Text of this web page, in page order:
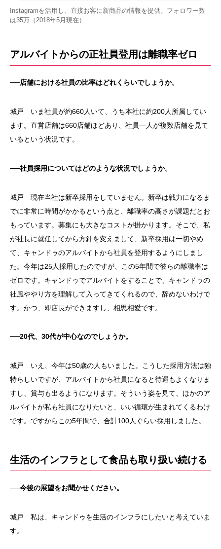
Instagramを活用し、直接お客に新商品の情報を提供。フォロワー数
は35万（2018年5月現在）
アルバイトからの正社員登用は離職率ゼロ
──店舗における社員の比率はどれくらいでしょうか。
城戸 いま社員が約660人いて、うち本社に約200人所属してい
ます。直営店舗は660店舗ほどあり、社員一人が複数店舗を見て
いるという状況です。
──社員採用についてはどのような状況でしょうか。
城戸 現在当社は新卒採用をしていません。新卒は戦力になるま
でに非常に時間がかかるという点と、離職率の高さが課題だとお
もっています。募集にも大きなコストが掛かります。そこで、私
が社長に就任してから方針を変えまして、新卒採用は一切やめ
て、キャンドゥのアルバイトから社員を登用するようにしまし
た。今年は25人採用したのですが、この5年間で彼らの離職率は
ゼロです。キャンドゥでアルバイトをすることで、キャンドゥの
社風ややり方を理解して入ってきてくれるので、辞めないわけで
す。かつ、即店長ができますし、相思相愛です。
──20代、30代が中心なのでしょうか。
城戸 いえ、今年は50歳の人もいました。こうした採用方法は独
特らしいですが、アルバイトから社員になると待遇もよくなりま
すし、賞与も出るようになります。そういう姿を見て、ほかのア
ルバイトが私も社員になりたいと、いい循環が生まれてくるわけ
です。ですからこの5年間で、合計100人ぐらい採用しました。
生活のインフラとして食品も取り扱い続ける
──今後の展望をお聞かせください。
城戸 私は、キャンドゥを生活のインフラにしたいと考えていま
す。